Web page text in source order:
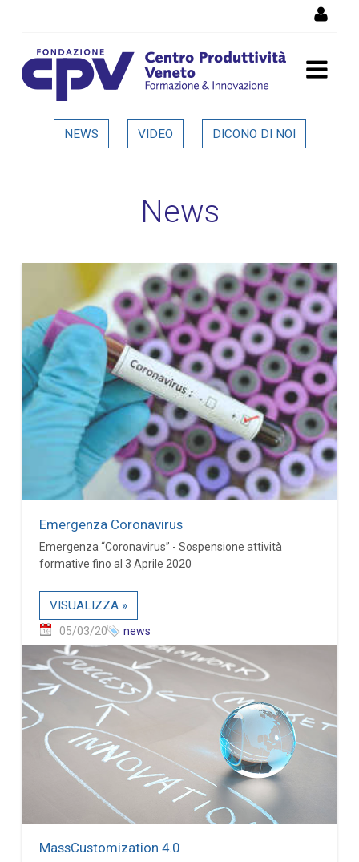
Dettaglio in evidenza
NEWS VIDEO DICONO DI NOI
News
Emergenza Coronavirus
Emergenza “Coronavirus” - Sospensione attività
formative fino al 3 Aprile 2020
VISUALIZZA »
05/03/20 news
MassCustomization 4.0